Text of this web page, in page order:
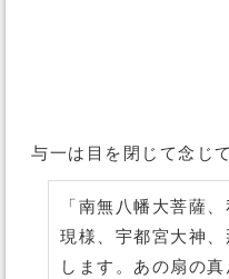
与一は目を閉じて念じ
「南無八幡大菩薩
現様、宇都宮大神
します。あの扇の